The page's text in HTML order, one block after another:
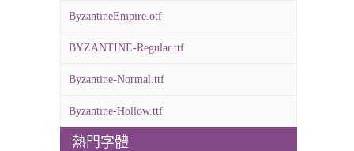
ByzantineEmpire.otf
BYZANTINE-Regular.ttf
Byzantine-Normal.ttf
Byzantine-Hollow.ttf
熱門字體